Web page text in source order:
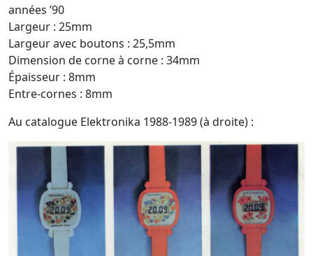
années ’90
Largeur : 25mm
Largeur avec boutons : 25,5mm
Dimension de corne à corne : 34mm
Épaisseur : 8mm
Entre-cornes : 8mm
Au catalogue Elektronika 1988-1989 (à droite) :